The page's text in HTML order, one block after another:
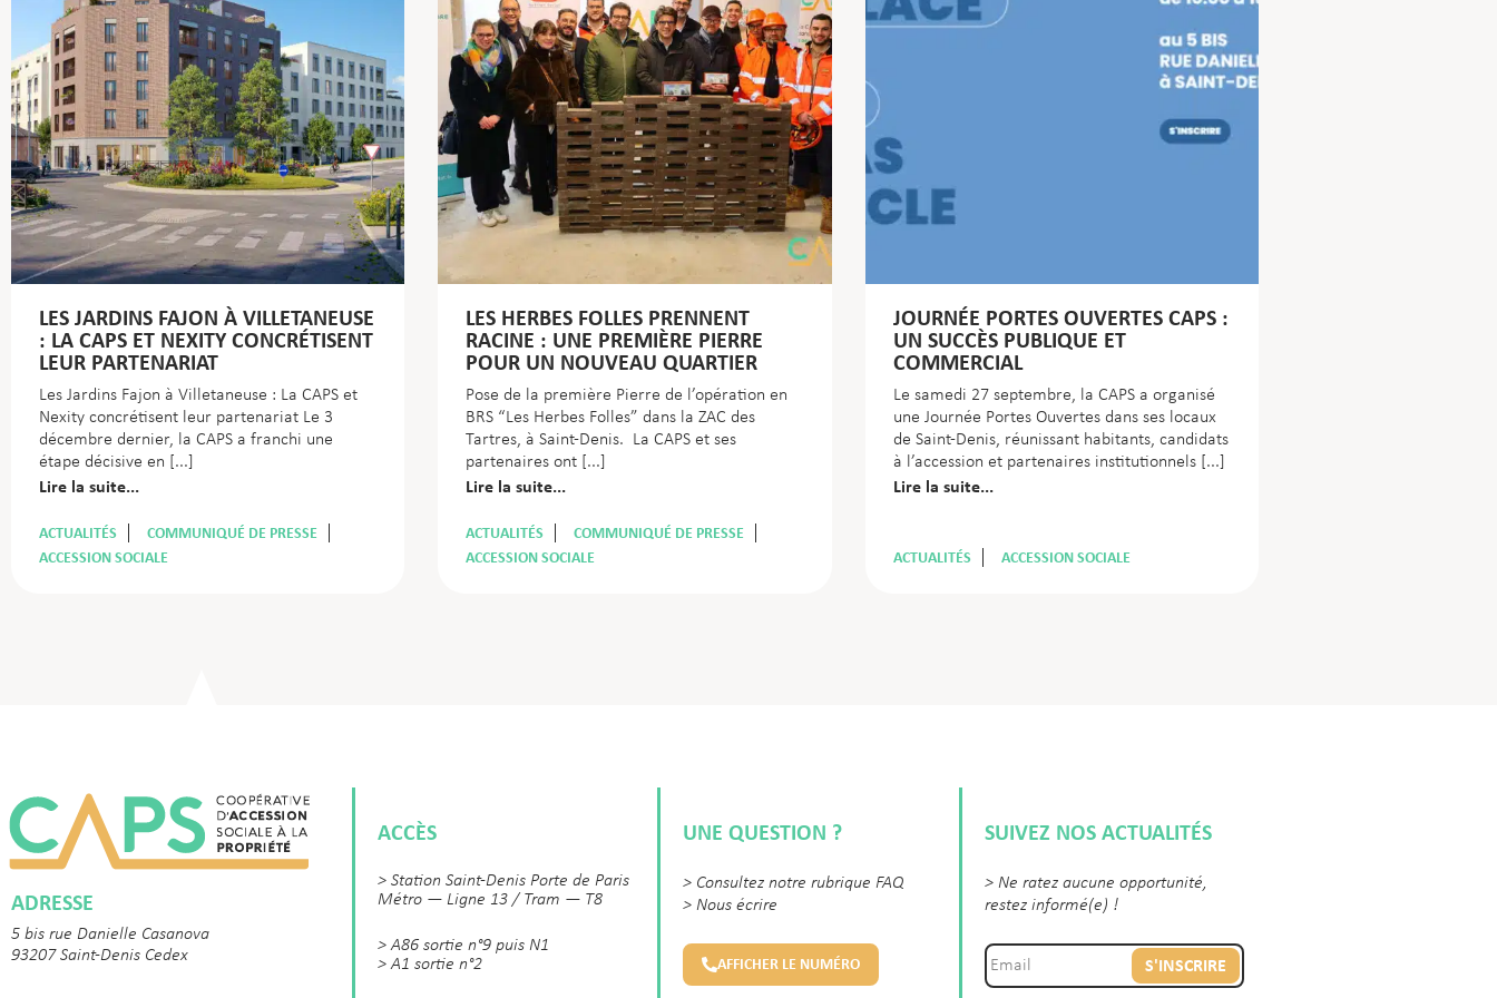
LES JARDINS FAJON À VILLETANEUSE
: LA CAPS ET NEXITY CONCRÉTISENT
LEUR PARTENARIAT
Les Jardins Fajon à Villetaneuse : La CAPS et
Nexity concrétisent leur partenariat Le 3
décembre dernier, la CAPS a franchi une
étape décisive en
Lire la suite...
ACTUALITÉS
COMMUNIQUÉ DE PRESSE
ACCESSION SOCIALE
LES HERBES FOLLES PRENNENT
RACINE : UNE PREMIÈRE PIERRE
POUR UN NOUVEAU QUARTIER
Pose de la première Pierre de l’opération en
BRS “Les Herbes Folles” dans la ZAC des
Tartres, à Saint-Denis. La CAPS et ses
partenaires ont
Lire la suite...
ACTUALITÉS
COMMUNIQUÉ DE PRESSE
ACCESSION SOCIALE
JOURNÉE PORTES OUVERTES CAPS :
UN SUCCÈS PUBLIQUE ET
COMMERCIAL
Le samedi 27 septembre, la CAPS a organisé
une Journée Portes Ouvertes dans ses locaux
de Saint-Denis, réunissant habitants, candidats
à l’accession et partenaires institutionnels
Lire la suite...
ACTUALITÉS ACCESSION SOCIALE
ADRESSE
5 bis rue Danielle Casanova
93207 Saint-Denis Cedex
ACCÈS
> Station Saint-Denis Porte de Paris
Métro — Ligne 13 / Tram — T8
> A86 sortie n°9 puis N1
> A1 sortie n°2
UNE QUESTION ?
> Consultez notre rubrique FAQ
> Nous écrire
AFFICHER LE NUMÉRO
SUIVEZ NOS ACTUALITÉS
> Ne ratez aucune opportunité,
restez informé(e) !
S'INSCRIRE